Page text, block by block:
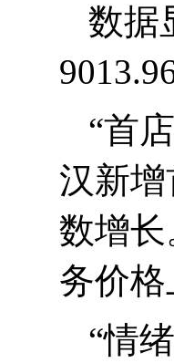
数据
“首
汉新增
数增长
务价
“情